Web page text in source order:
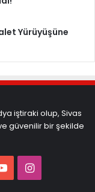
Yürüyüşüne
iştiraki olup, Sivas
güvenilir bir şekilde
YouTubeInstagram